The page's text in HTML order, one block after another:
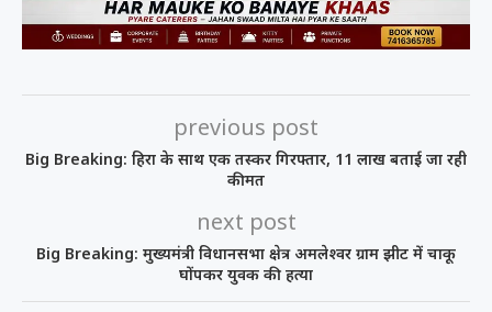
previous post
Big Breaking: हिरा के साथ एक तस्कर गिरफ्तार, 11 लाख बताई जा रही
कीमत
next post
Big Breaking: मुख्यमंत्री विधानसभा क्षेत्र अमलेश्वर ग्राम झीट में चाकू
घोंपकर युवक की हत्या